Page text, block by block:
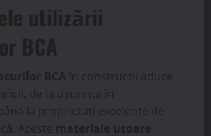
utilizării
BCA
BCA în construcții aduce
de la ușurința în
la proprietăți excelente de
Aceste materiale ușoare